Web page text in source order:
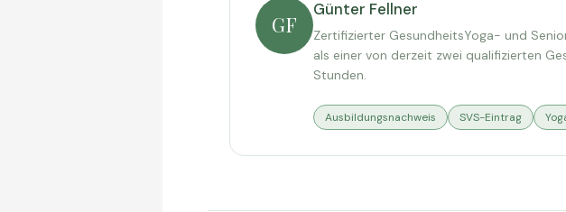
GF
Günter Fellner
Zertifizierter GesundheitsYoga- und
als einer von derzeit zwei qualifizierten
Stunden.
Ausbildungsnachweis SVS-Eintrag